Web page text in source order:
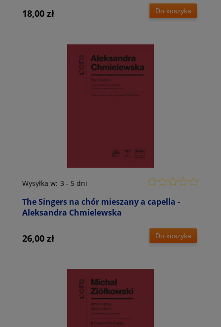
18,00 zł Do koszyka
The Singers na chór mieszany a capella -
Aleksandra Chmielewska
Wysyłka w: 3 - 5 dni
26,00 zł Do koszyka